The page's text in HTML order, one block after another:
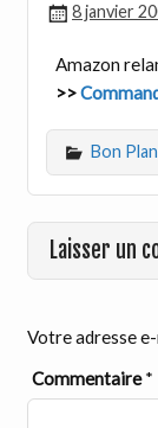
8 janvier
Amazon
>>
Bon
Laisser un
Votre adresse
Commentaire*